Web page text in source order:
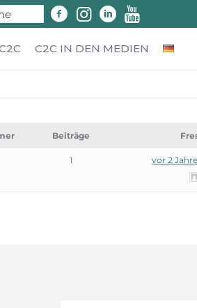
C2C IN DEN MEDIEN
Beiträge
1 vor 2